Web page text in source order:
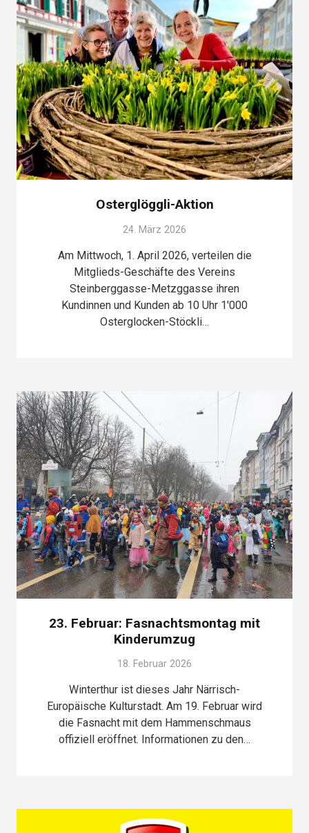
Osterglöggli-Aktion
24. März 2026
Am Mittwoch, 1. April 2026, verteilen die
Mitglieds-Geschäfte des Vereins
Steinberggasse-Metzggasse ihren
Kundinnen und Kunden ab 10 Uhr 1'000
Osterglocken-Stöckli…
23. Februar: Fasnachtsmontag mit
Kinderumzug
18. Februar 2026
Winterthur ist dieses Jahr Närrisch-
Europäische Kulturstadt. Am 19. Februar wird
die Fasnacht mit dem Hammenschmaus
offiziell eröffnet. Informationen zu den…